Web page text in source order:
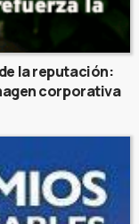
la reputación:
corporativa